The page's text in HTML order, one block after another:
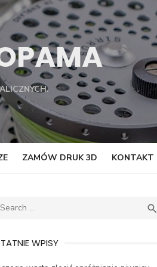
ZAMÓW DRUK 3D KONTAKT

WPISY